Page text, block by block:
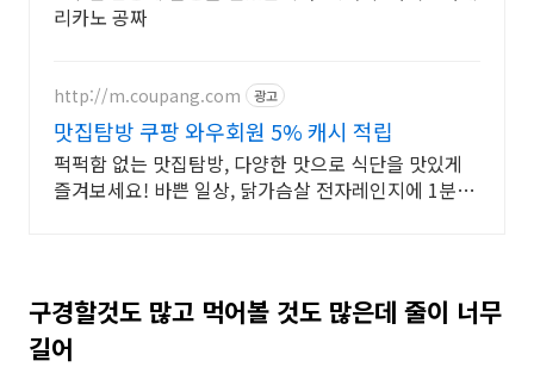
리카노 공짜
http://m.coupang.com 광고
맛집탐방 쿠팡 와우회원 5% 캐시 적립
퍽퍽함 없는 맛집탐방, 다양한 맛으로 식단을 맛있게
즐겨보세요! 바쁜 일상, 닭가슴살 전자레인지에 1분이
구경할것도 많고 먹어볼 것도 많은데 줄이 너무
길어